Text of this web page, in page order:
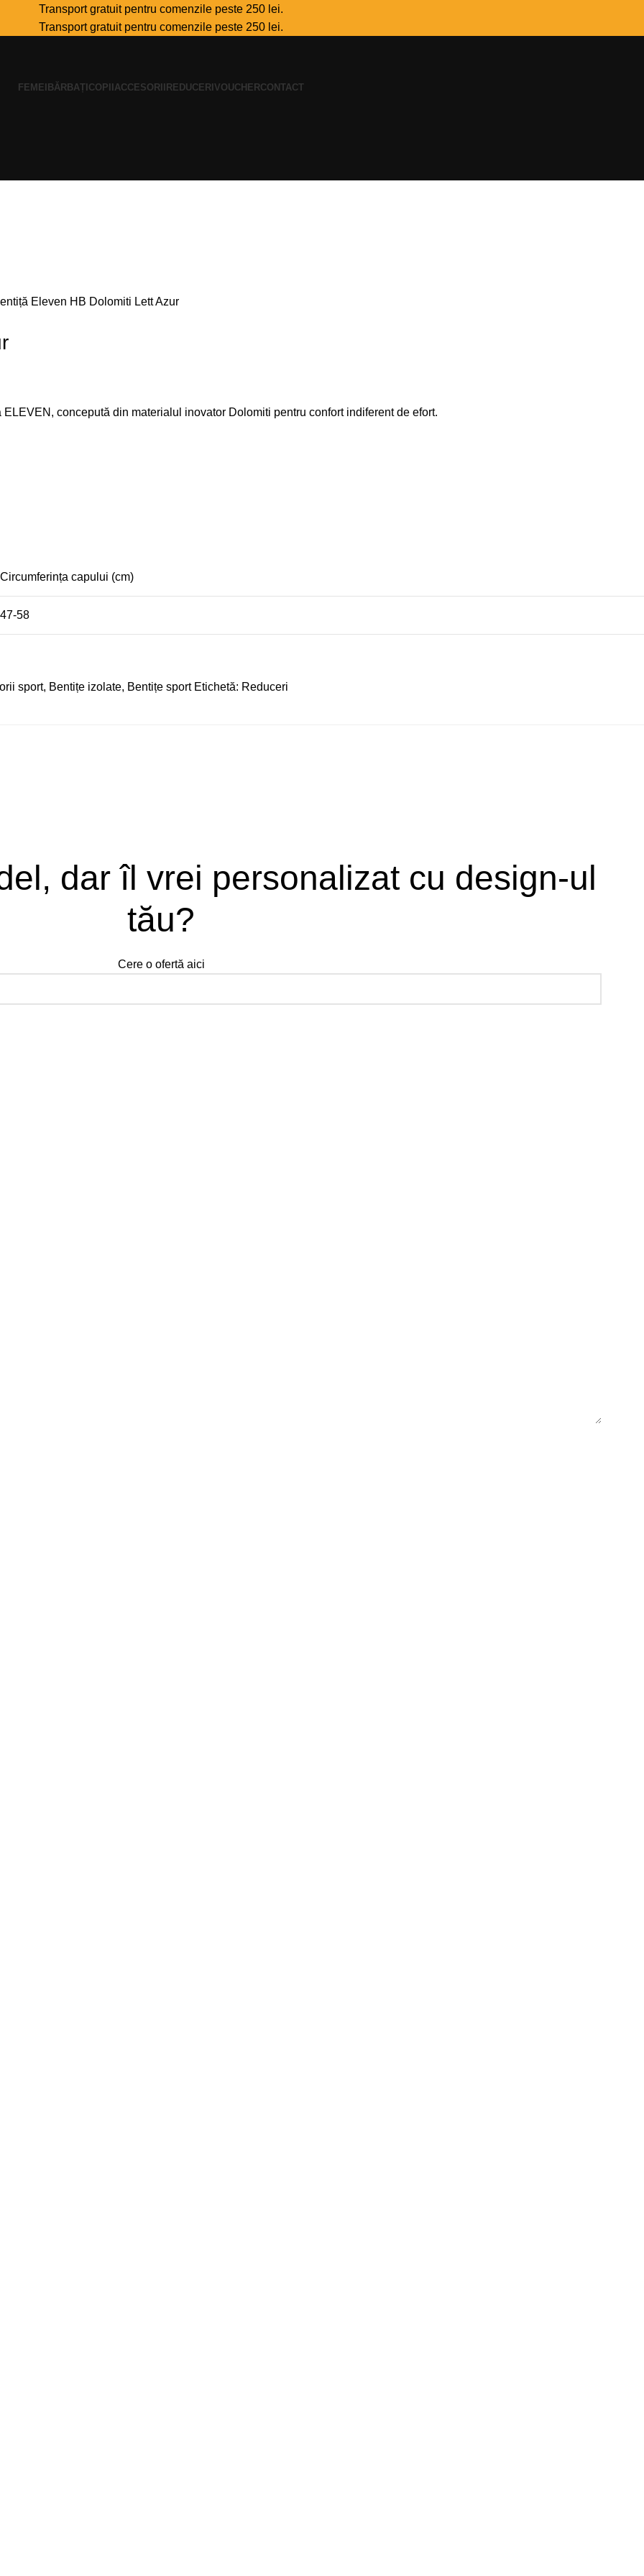
Transport gratuit pentru comenzile peste 250 lei.
Transport gratuit pentru comenzile peste 250 lei.
FEMEI BĂRBAȚI COPII ACCESORII REDUCERI VOUCHERCONTACT
Eleven HB Dolomiti Lett Azur
concepută din materialul inovator Dolomiti pentru confort indiferent de efort.
Circumferința capului (cm)
47-58
sport, Bentițe izolate, Bentițe sport Etichetă: Reduceri
dar îl vrei personalizat cu design-ul
tău?
Cere o ofertă aici